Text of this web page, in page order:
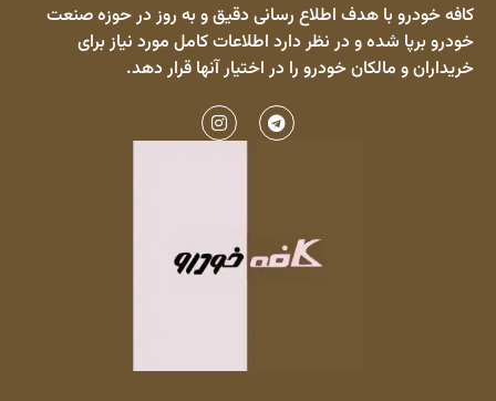
کافه خودرو با هدف اطلاع رسانی دقیق و به روز در حوزه صنعت
خودرو برپا شده و در نظر دارد اطلاعات کامل مورد نیاز برای
خریداران و مالکان خودرو را در اختیار آنها قرار دهد.